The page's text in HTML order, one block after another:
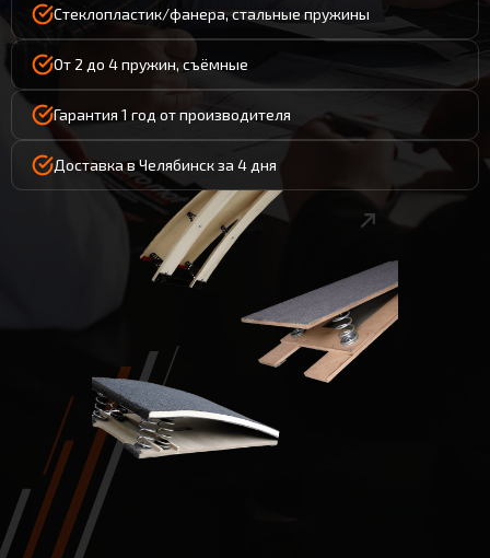
Стеклопластик/фанера, стальные пружины
От 2 до 4 пружин, съёмные
Гарантия 1 год от производителя
Доставка в Челябинск за 4 дня